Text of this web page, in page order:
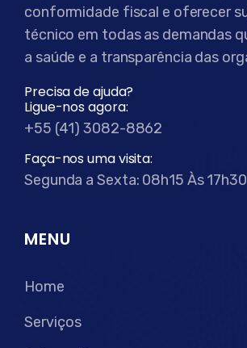
conformidade fiscal e oferecer
técnico em todas as demandas
a saúde e a transparência das
Precisa de ajuda?
Ligue-nos agora:
+55 (41) 3082-8862
Faça-nos uma visita:
Segunda a Sexta: 08h15 Às 17h30
MENU
Home
Serviços